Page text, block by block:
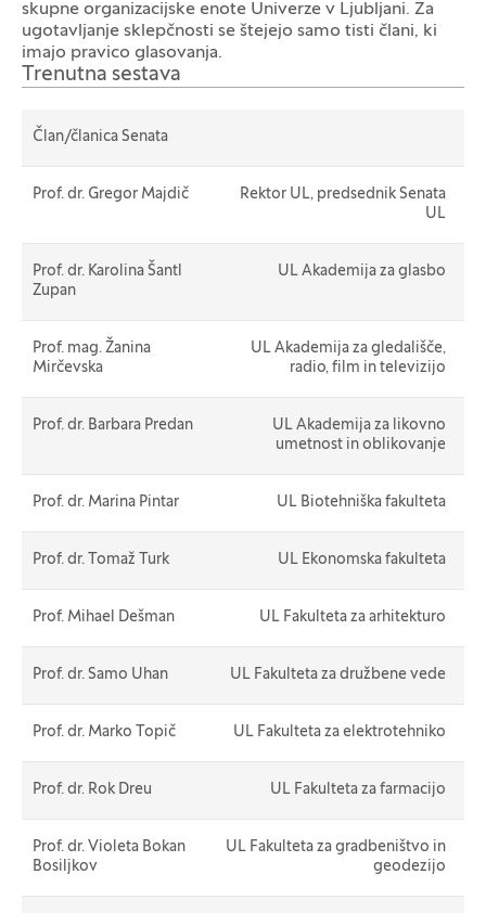
skupne organizacijske enote Univerze v Ljubljani. Za
ugotavljanje sklepčnosti se štejejo samo tisti člani, ki
imajo pravico glasovanja.
Trenutna sestava
Član/članica Senata
Prof. dr. Gregor Majdič
Rektor UL, predsednik Senata
UL
Prof. dr. Karolina Šantl
Zupan
UL Akademija za glasbo
Prof. mag. Žanina
Mirčevska
UL Akademija za gledališče,
radio, film in televizijo
Prof. dr. Barbara Predan
UL Akademija za likovno
umetnost in oblikovanje
Prof. dr. Marina Pintar UL Biotehniška fakulteta
Prof. dr. Tomaž Turk UL Ekonomska fakulteta
Prof. Mihael Dešman UL Fakulteta za arhitekturo
Prof. dr. Samo Uhan UL Fakulteta za družbene vede
Prof. dr. Marko Topič UL Fakulteta za elektrotehniko
Prof. dr. Rok Dreu UL Fakulteta za farmacijo
Prof. dr. Violeta Bokan
Bosiljkov
UL Fakulteta za gradbeništvo in
geodezijo